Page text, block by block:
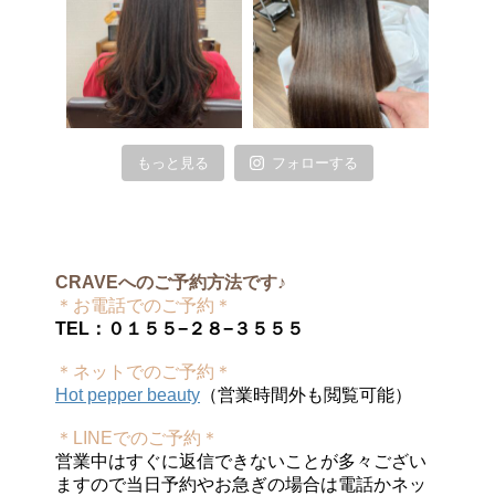
もっと見る フォローする
CRAVEへのご予約方法です♪
＊お電話でのご予約＊
TEL：０１５５−２８−３５５５
＊ネットでのご予約＊
Hot pepper beauty （営業時間外も閲覧可能）
＊LINEでのご予約＊
営業中はすぐに返信できないことが多々ござい
ますので当日予約やお急ぎの場合は電話かネッ